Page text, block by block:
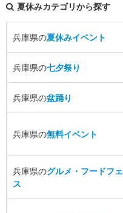
夏休みカテゴリから探す
兵庫県の夏休みイベント
兵庫県の七夕祭り
兵庫県の盆踊り
兵庫県の無料イベント
兵庫県のグルメ・フードフェ
ス